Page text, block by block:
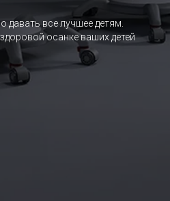
давать все лучшее детям.
осанке ваших детей